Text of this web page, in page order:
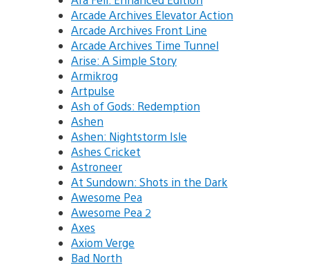
Arcade Archives Elevator Action
Arcade Archives Front Line
Arcade Archives Time Tunnel
Arise: A Simple Story
Armikrog
Artpulse
Ash of Gods: Redemption
Ashen
Ashen: Nightstorm Isle
Ashes Cricket
Astroneer
At Sundown: Shots in the Dark
Awesome Pea
Awesome Pea 2
Axes
Axiom Verge
Bad North